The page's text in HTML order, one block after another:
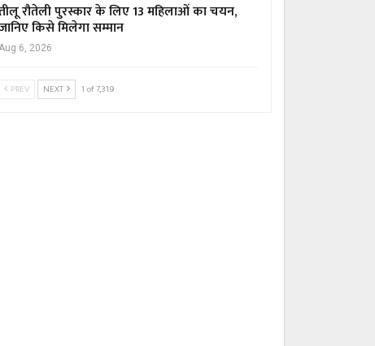
रौतेली पुरस्कार के लिए 13 महिलाओं का चयन,
किसे मिलेगा सम्मान
6, 2026
PREV NEXT 1 of 7,319